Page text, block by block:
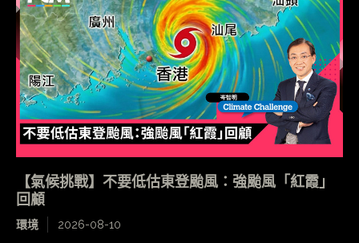
【氣候挑戰】不要低估東登颱風：強颱風「紅霞」
回顧
環境 2026-08-10